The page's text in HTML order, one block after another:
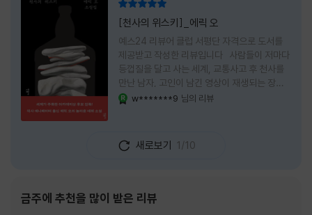
[천사의 위스키]_에릭 오
예스24 리뷰어 클럽 서평단 자격으로 도서를
제공받고 작성한 리뷰입니다 사람들이 저마다
등껍질을 달고 사는 세계, 교통사고 후 천사를
만난 남자, 고인이 남긴 영상이 재생되는 장례
식장에서 똥을 싼 개. 이 책에는 몇 줄만 읽어도
넘어가 있었다. 소설을 읽으면서 잘 만든 단편
애니메이션 여러 편을 차례로 보는 기분이 들었
선명하게 그려졌고, 한 편이 끝날 때마다 질문
이 뒤따라왔다. 감출 수 없는 세계는 더 다정할
w*******9 님의 리뷰
새로보기 1/10
금주에 추천을 많이 받은 리뷰